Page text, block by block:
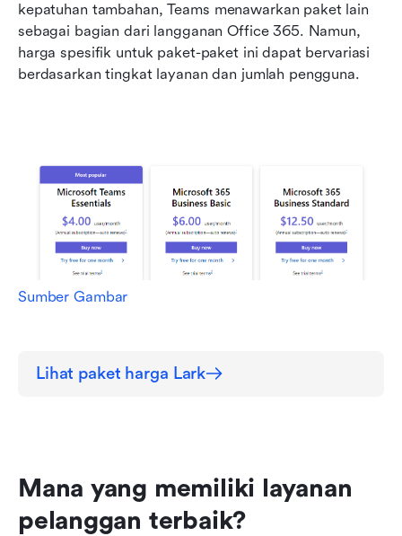
kepatuhan tambahan, Teams menawarkan paket lain
sebagai bagian dari langganan Office 365. Namun,
harga spesifik untuk paket-paket ini dapat bervariasi
berdasarkan tingkat layanan dan jumlah pengguna.
Sumber Gambar
Lihat paket harga Lark
Mana yang memiliki layanan
pelanggan terbaik?